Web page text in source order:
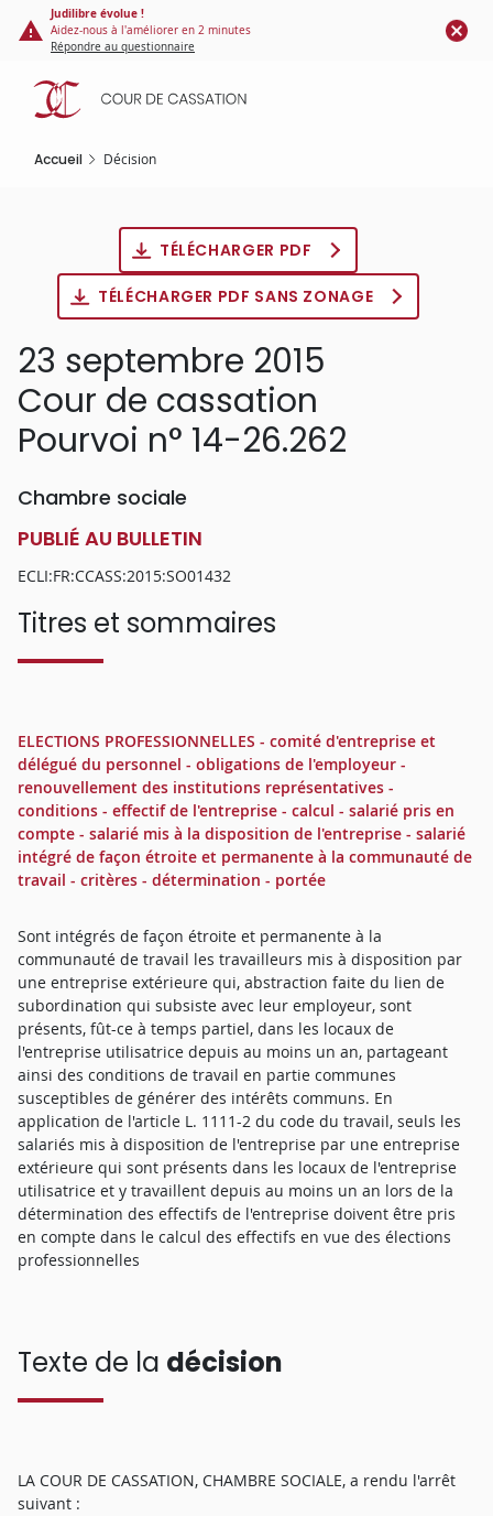
Panneau de gestion des cookies
contenu
principal
Judilibre évolue !
Aidez-nous à l'améliorer en 2 minutes
Répondre au questionnaire
Accueil Décision
TÉLÉCHARGER PDF
TÉLÉCHARGER PDF SANS ZONAGE
23 septembre 2015
Cour de cassation
Pourvoi n° 14-26.262
Chambre sociale
PUBLIÉ AU BULLETIN
ECLI:FR:CCASS:2015:SO01432
Titres et sommaires
ELECTIONS PROFESSIONNELLES - comité d'entreprise et
délégué du personnel - obligations de l'employeur -
renouvellement des institutions représentatives -
conditions - effectif de l'entreprise - calcul - salarié pris en
compte - salarié mis à la disposition de l'entreprise - salarié
intégré de façon étroite et permanente à la communauté de
travail - critères - détermination - portée
Sont intégrés de façon étroite et permanente à la
communauté de travail les travailleurs mis à disposition par
une entreprise extérieure qui, abstraction faite du lien de
subordination qui subsiste avec leur employeur, sont
présents, fût-ce à temps partiel, dans les locaux de
l'entreprise utilisatrice depuis au moins un an, partageant
ainsi des conditions de travail en partie communes
susceptibles de générer des intérêts communs. En
application de l'article L. 1111-2 du code du travail, seuls les
salariés mis à disposition de l'entreprise par une entreprise
extérieure qui sont présents dans les locaux de l'entreprise
utilisatrice et y travaillent depuis au moins un an lors de la
détermination des effectifs de l'entreprise doivent être pris
en compte dans le calcul des effectifs en vue des élections
professionnelles
Texte de la décision
LA COUR DE CASSATION, CHAMBRE SOCIALE, a rendu l'arrêt
suivant :